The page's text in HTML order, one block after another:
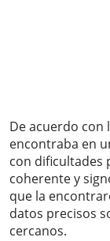
De acuerdo
encontraba en
con dificultades
coherente y
que la
datos precisos
cercanos.